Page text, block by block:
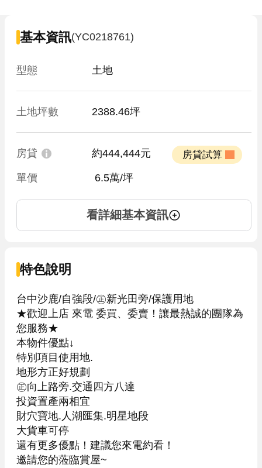
基本資訊(YC0218761)
型態 土地
土地坪數 2388.46坪
房貸 約444,444元
單價 6.5萬/坪
看詳細基本資訊
特色說明
台中沙鹿/自強段/㊣新光田旁/保護用地
★歡迎上店 來電 委買、委賣！讓最熱誠的團隊為
您服務★
本物件優點↓
特別項目使用地.
地形方正好規劃
㊣向上路旁.交通四方八達
投資置產兩相宜
財穴寶地.人潮匯集.明星地段
大貨車可停
還有更多優點！建議您來電約看！
邀請您的蒞臨賞屋~